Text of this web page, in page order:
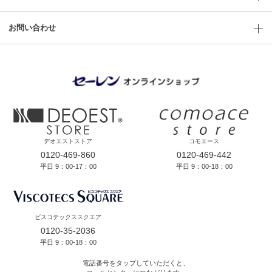
お問い合わせ
デオエストストア
0120-469-860
平日 9：00-17：00
コモエース
0120-469-442
平日 9：00-18：00
ビスコテックススクエア
0120-35-2036
平日 9：00-18：00
電話番号をタップしていただくと、